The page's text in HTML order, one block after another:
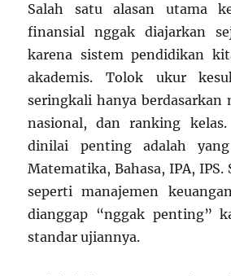
Salah satu alasan utama
finansial nggak diajarkan
karena sistem pendidikan
akademis. Tolok ukur
seringkali hanya berdasarkan
nasional, dan ranking kelas.
dinilai penting adalah
Matematika, Bahasa, IPA,
seperti manajemen
dianggap “nggak penting”
standar ujiannya.